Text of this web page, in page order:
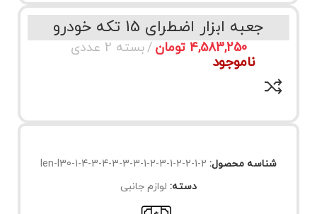
جعبه ابزار اضطرای 15 تکه خودرو
تومان
ناموجود
شناسه محصول: len-l30-1-4-3-4-3-3-3-1-2-3-1-2-2-1-2
دسته: لوازم جانبی